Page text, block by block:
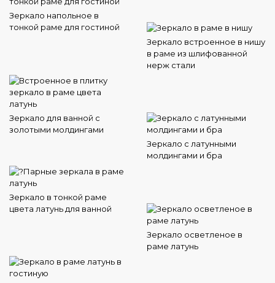
Зеркало напольное в
тонкой раме для гостиной
Зеркало встроенное в нишу
в раме из шлифованной
нерж стали
Зеркало для ванной с
золотыми молдингами
Зеркало с латунными
молдингами и бра
Зеркало в тонкой раме
цвета латунь для ванной
Зеркало осветленое в
раме латунь